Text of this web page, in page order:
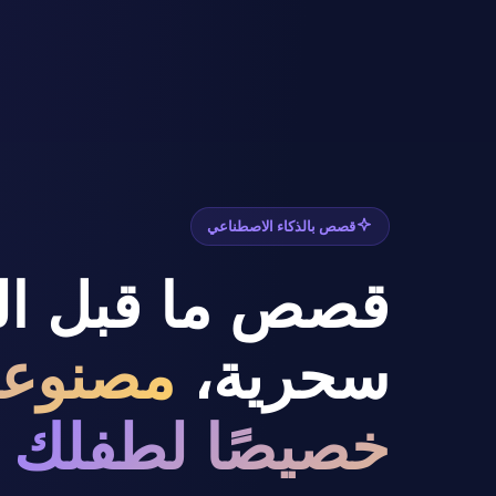
قصص بالذكاء الاصطناعي
قصص ما قبل
سحرية،
خصيصًا لطفلك